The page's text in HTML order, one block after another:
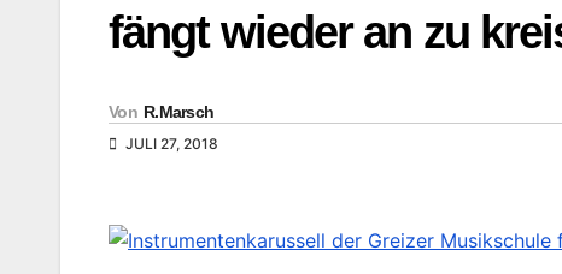
fängt wieder an zu
Von R.Marsch
JULI 27, 2018